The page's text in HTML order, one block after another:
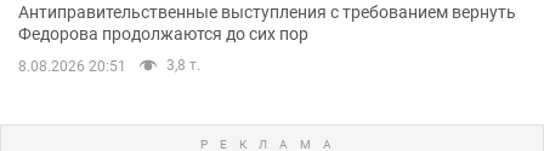
Антиправительственные выступления с требованием вернуть
Федорова продолжаются до сих пор
8.08.2026 20:51 3,8 т.